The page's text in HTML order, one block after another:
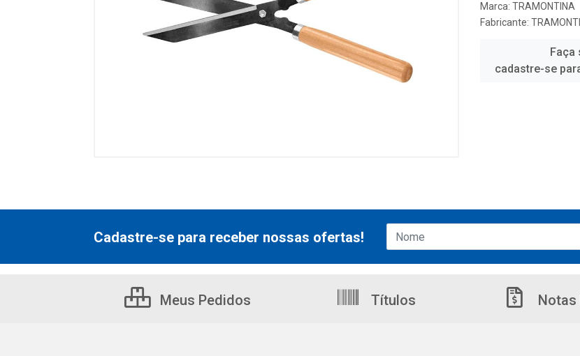
Marca: TRAMONTINA
Fabricante:
Faça
cadastre-se
Cadastre-se para receber nossas ofertas!
Meus Pedidos Títulos Notas